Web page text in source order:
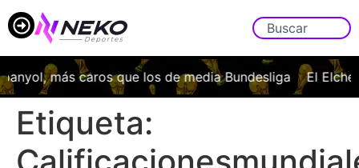
más caros que los de media Bundesliga El Elche
Etiqueta: